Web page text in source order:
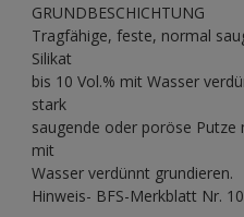
GRUNDBESCHICHTUNG
Tragfähige, feste, normal
Silikat
bis 10 Vol.% mit Wasser
stark
saugende oder poröse Putze
mit
Wasser verdünnt grundieren.
Hinweis- BFS-Merkblatt Nr.